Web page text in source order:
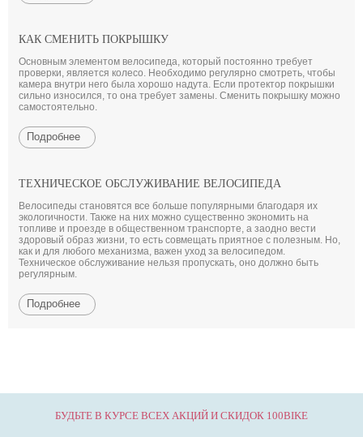
КАК СМЕНИТЬ ПОКРЫШКУ
Основным элементом велосипеда, который постоянно требует
проверки, является колесо. Необходимо регулярно смотреть, чтобы
камера внутри него была хорошо надута. Если протектор покрышки
сильно износился, то она требует замены. Сменить покрышку можно
самостоятельно.
Подробнее
ТЕХНИЧЕСКОЕ ОБСЛУЖИВАНИЕ ВЕЛОСИПЕДА
Велосипеды становятся все больше популярными благодаря их
экологичности. Также на них можно существенно экономить на
топливе и проезде в общественном транспорте, а заодно вести
здоровый образ жизни, то есть совмещать приятное с полезным. Но,
как и для любого механизма, важен уход за велосипедом.
Техническое обслуживание нельзя пропускать, оно должно быть
регулярным.
Подробнее
БУДЬТЕ В КУРСЕ ВСЕХ АКЦИЙ И СКИДОК 100BIKE